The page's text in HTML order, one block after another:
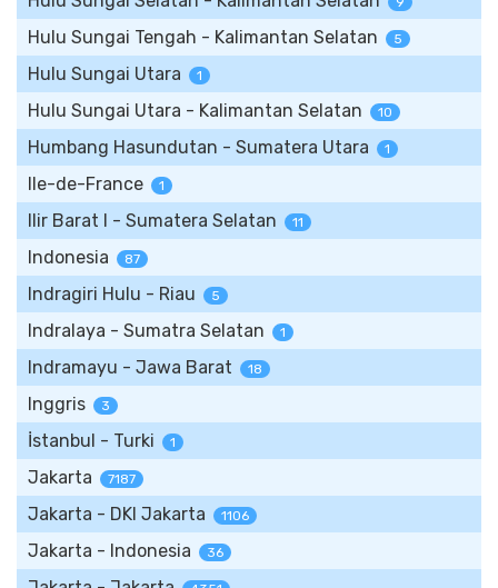
Hulu Sungai Tengah - Kalimantan Selatan 5
Hulu Sungai Utara 1
Hulu Sungai Utara - Kalimantan Selatan 10
Humbang Hasundutan - Sumatera Utara 1
Ile-de-France 1
Ilir Barat I - Sumatera Selatan 11
Indonesia 87
Indragiri Hulu - Riau 5
Indralaya - Sumatra Selatan 1
Indramayu - Jawa Barat 18
Inggris 3
İstanbul - Turki 1
Jakarta 7187
Jakarta - DKI Jakarta 1106
Jakarta - Indonesia 36